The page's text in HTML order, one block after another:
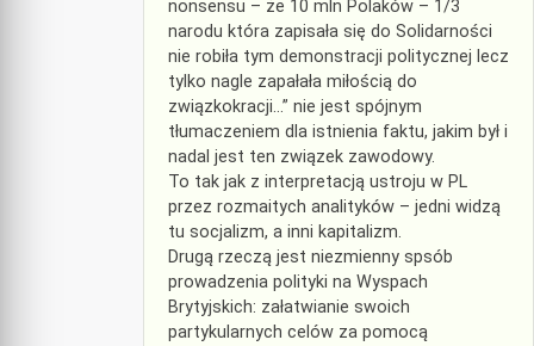
nonsensu – że 10 mln Polaków – 1/3
narodu która zapisała się do Solidarności
nie robiła tym demonstracji politycznej lecz
tylko nagle zapałała miłością do
związkokracji…” nie jest spójnym
tłumaczeniem dla istnienia faktu, jakim był i
nadal jest ten związek zawodowy.
To tak jak z interpretacją ustroju w PL
przez rozmaitych analityków – jedni widzą
tu socjalizm, a inni kapitalizm.
Drugą rzeczą jest niezmienny spsób
prowadzenia polityki na Wyspach
Brytyjskich: załatwianie swoich
partykularnych celów za pomocą